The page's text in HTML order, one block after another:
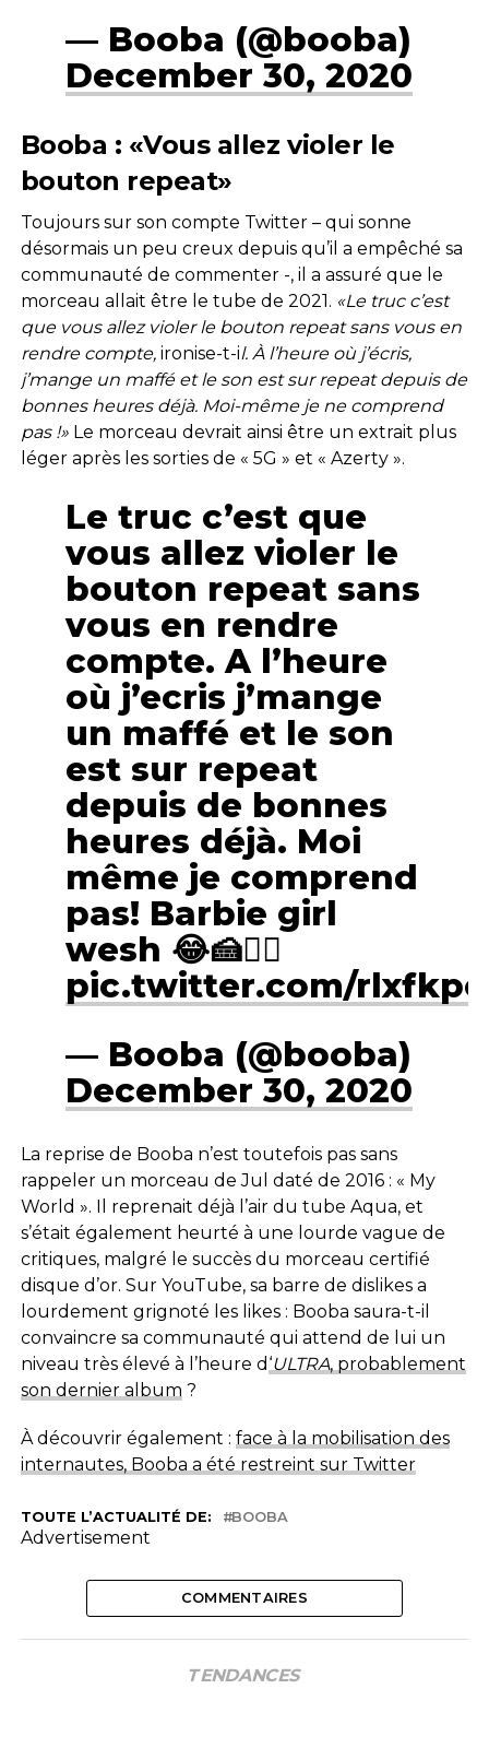
— Booba (@booba)
December 30, 2020
Booba : «Vous allez violer le
bouton repeat»
Toujours sur son compte Twitter – qui sonne
désormais un peu creux depuis qu’il a empêché sa
communauté de commenter -, il a assuré que le
morceau allait être le tube de 2021. «Le truc c’est
que vous allez violer le bouton repeat sans vous en
rendre compte, ironise-t-il. À l’heure où j’écris,
j’mange un maffé et le son est sur repeat depuis de
bonnes heures déjà. Moi-même je ne comprend
pas !» Le morceau devrait ainsi être un extrait plus
léger après les sorties de « 5G » et « Azerty ».
Le truc c’est que
vous allez violer le
bouton repeat sans
vous en rendre
compte. A l’heure
où j’ecris j’mange
un maffé et le son
est sur repeat
depuis de bonnes
heures déjà. Moi
même je comprend
pas! Barbie girl
wesh 😂🍰🏴‍☠️
pic.twitter.com/
— Booba (@booba)
December 30, 2020
La reprise de Booba n’est toutefois pas sans
rappeler un morceau de Jul daté de 2016 : « My
World ». Il reprenait déjà l’air du tube Aqua, et
s’était également heurté à une lourde vague de
critiques, malgré le succès du morceau certifié
disque d’or. Sur YouTube, sa barre de dislikes a
lourdement grignoté les likes : Booba saura-t-il
convaincre sa communauté qui attend de lui un
niveau très élevé à l’heure d ‘ULTRA, probablement
son dernier album ?
À découvrir également : face à la mobilisation des
internautes, Booba a été restreint sur Twitter
TOUTE L’ACTUALITÉ DE: BOOBA
Advertisement
COMMENTAIRES
TENDANCES